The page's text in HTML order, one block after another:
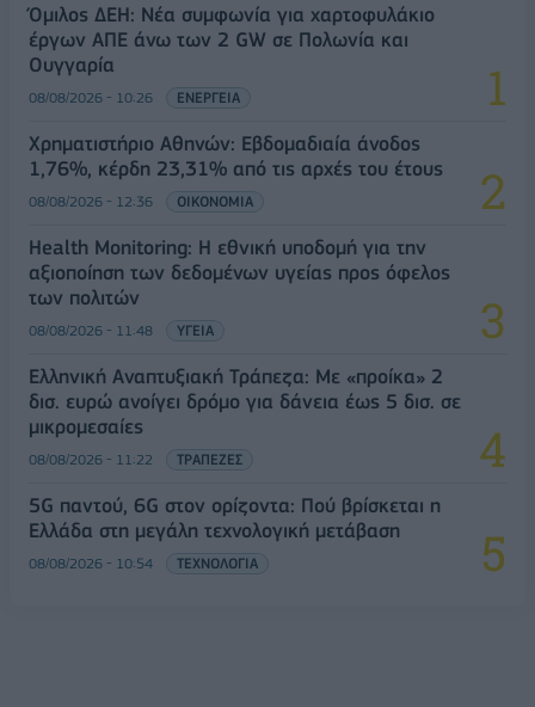
Όμιλος ΔΕΗ: Νέα συμφωνία για χαρτοφυλάκιο
έργων ΑΠΕ άνω των 2 GW σε Πολωνία και
Ουγγαρία
08/08/2026 - 10:26 ΕΝΕΡΓΕΙΑ
Χρηματιστήριο Αθηνών: Εβδομαδιαία άνοδος
1,76%, κέρδη 23,31% από τις αρχές του έτους
08/08/2026 - 12:36 ΟΙΚΟΝΟΜΙΑ
Health Monitoring: Η εθνική υποδομή για την
αξιοποίηση των δεδομένων υγείας προς όφελος
των πολιτών
08/08/2026 - 11:48 ΥΓΕΙΑ
Ελληνική Αναπτυξιακή Τράπεζα: Με «προίκα» 2
δισ. ευρώ ανοίγει δρόμο για δάνεια έως 5 δισ. σε
μικρομεσαίες
08/08/2026 - 11:22 ΤΡΑΠΕΖΕΣ
5G παντού, 6G στον ορίζοντα: Πού βρίσκεται η
Ελλάδα στη μεγάλη τεχνολογική μετάβαση
08/08/2026 - 10:54 ΤΕΧΝΟΛΟΓΙΑ